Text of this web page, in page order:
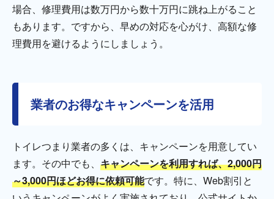
場合、修理費用は数万円から数十万円に跳ね上がること
もあります。ですから、早めの対応を心がけ、高額な修
理費用を避けるようにしましょう。
業者のお得なキャンペーンを活用
トイレつまり業者の多くは、キャンペーンを用意してい
ます。その中でも、 キャンペーンを利用すれば、2,000円
～3,000円ほどお得に依頼可能です。特に、Web割引と